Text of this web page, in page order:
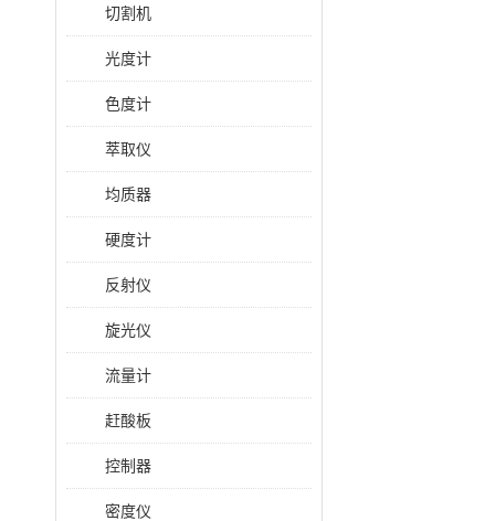
切割机
光度计
色度计
萃取仪
均质器
硬度计
反射仪
旋光仪
流量计
赶酸板
控制器
密度仪